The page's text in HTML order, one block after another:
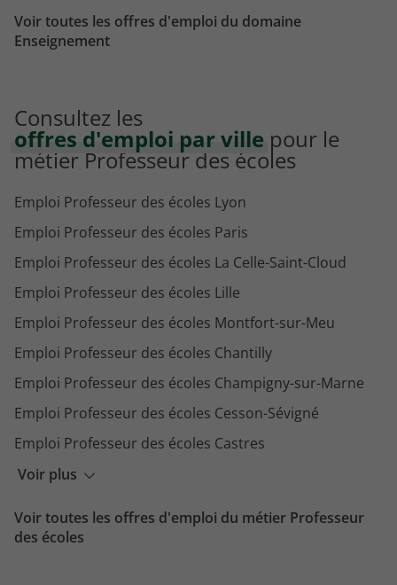
Voir toutes les offres d'emploi du domaine
Enseignement
Consultez les
offres d'emploi par ville pour le
métier Professeur des écoles
Voir plus
Emploi Professeur des écoles Lyon
Emploi Professeur des écoles Paris
Emploi Professeur des écoles La Celle-Saint-Cloud
Emploi Professeur des écoles Lille
Emploi Professeur des écoles Montfort-sur-Meu
Emploi Professeur des écoles Chantilly
Emploi Professeur des écoles Champigny-sur-Marne
Emploi Professeur des écoles Cesson-Sévigné
Emploi Professeur des écoles Castres
Emploi Professeur des écoles Cannes
Emploi Professeur des écoles Bitche
Voir toutes les offres d'emploi du métier Professeur
des écoles